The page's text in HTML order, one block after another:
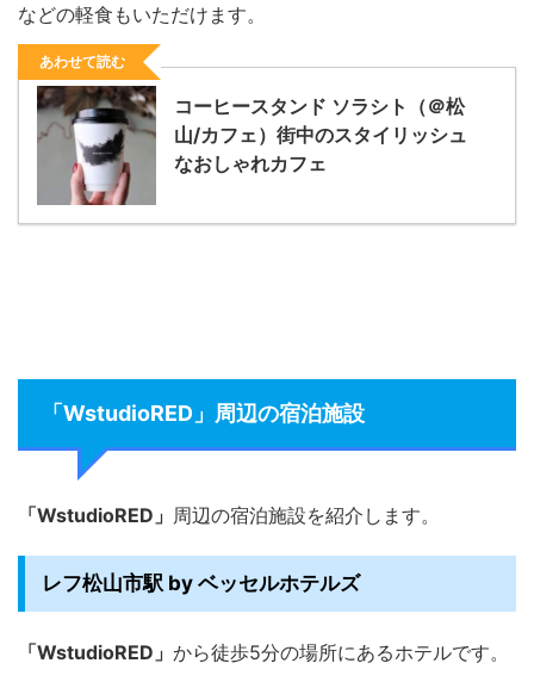
などの軽食もいただけます。
あわせて読む
コーヒースタンド ソラシト（＠松
山/カフェ）街中のスタイリッシュ
なおしゃれカフェ
「WstudioRED」周辺の宿泊施設
「WstudioRED」 周辺の宿泊施設を紹介します。
レフ松山市駅 by ベッセルホテルズ
「WstudioRED」 から徒歩5分の場所にあるホテルです。